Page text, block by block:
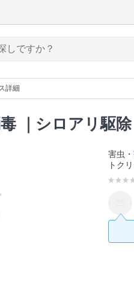
詳細
｜シロアリ駆除
害虫
トク